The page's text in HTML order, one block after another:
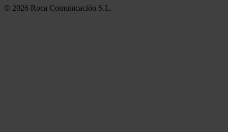
© 2026 Roca Comunicación S.L.